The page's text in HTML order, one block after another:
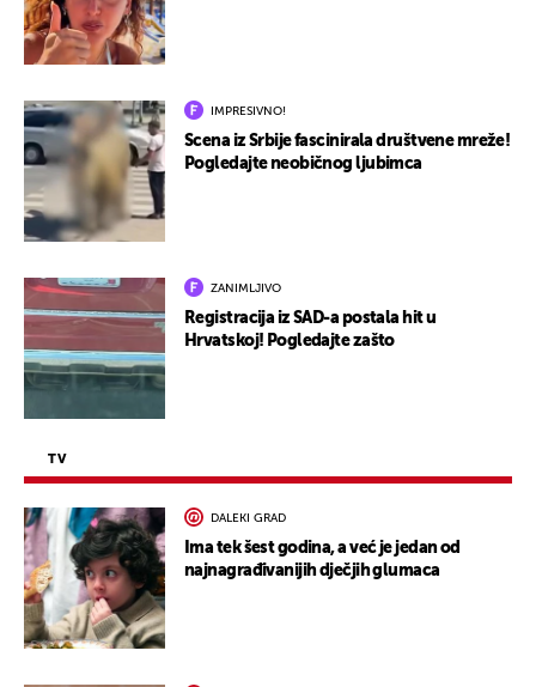
IMPRESIVNO!
Scena iz Srbije fascinirala društvene mreže!
Pogledajte neobičnog ljubimca
ZANIMLJIVO
Registracija iz SAD-a postala hit u
Hrvatskoj! Pogledajte zašto
TV
DALEKI GRAD
Ima tek šest godina, a već je jedan od
najnagrađivanijih dječjih glumaca